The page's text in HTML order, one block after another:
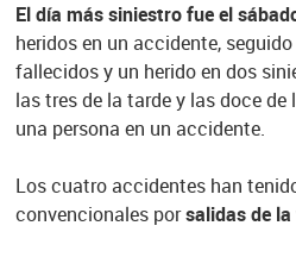
El día más siniestro fue el
heridos en un accidente,
fallecidos y un herido en dos
las tres de la tarde y las doce
una persona en un accidente.
Los cuatro accidentes han
convencionales porsalidas de la